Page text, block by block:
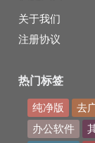
关于我们
注册协议
热门标签
纯净版 去
办公软件